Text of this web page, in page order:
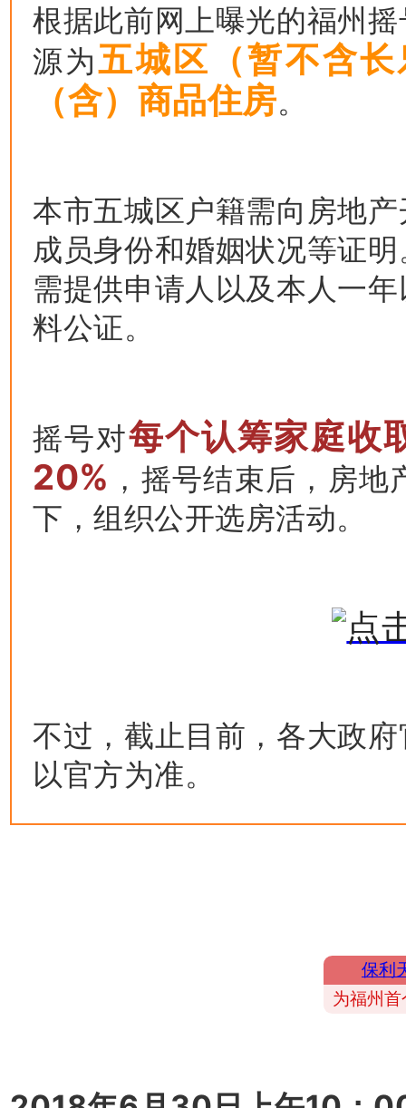
根据此前网上曝光的福州
源为五城区（暂不含
（含）商品住房。
本市五城区户籍需向房地
成员身份和婚姻状况等证
需提供申请人以及本人一
料公证。
摇号对每个认筹家庭收
20% ，摇号结束后，房
下，组织公开选房活动。
不过，截止目前，各大政
以官方为准。
保利
为福州